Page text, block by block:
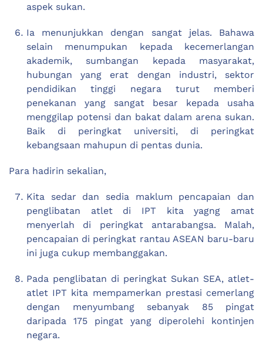
aspek sukan.
Ia menunjukkan dengan sangat jelas. Bahawa
selain menumpukan kepada kecemerlangan
akademik, sumbangan kepada masyarakat,
hubungan yang erat dengan industri, sektor
pendidikan tinggi negara turut memberi
penekanan yang sangat besar kepada usaha
menggilap potensi dan bakat dalam arena sukan.
Baik di peringkat universiti, di peringkat
kebangsaan mahupun di pentas dunia.
Para hadirin sekalian,
Kita sedar dan sedia maklum pencapaian dan
penglibatan atlet di IPT kita yagng amat
menyerlah di peringkat antarabangsa. Malah,
pencapaian di peringkat rantau ASEAN baru-baru
ini juga cukup membanggakan.
Pada penglibatan di peringkat Sukan SEA, atlet-
atlet IPT kita mempamerkan prestasi cemerlang
dengan menyumbang sebanyak 85 pingat
daripada 175 pingat yang diperolehi kontinjen
negara.